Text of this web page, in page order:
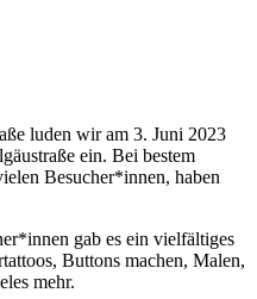
luden wir am 3. Juni 2023
ein. Bei bestem
Besucher*innen, haben
gab es ein vielfältiges
Buttons machen, Malen,
mehr.